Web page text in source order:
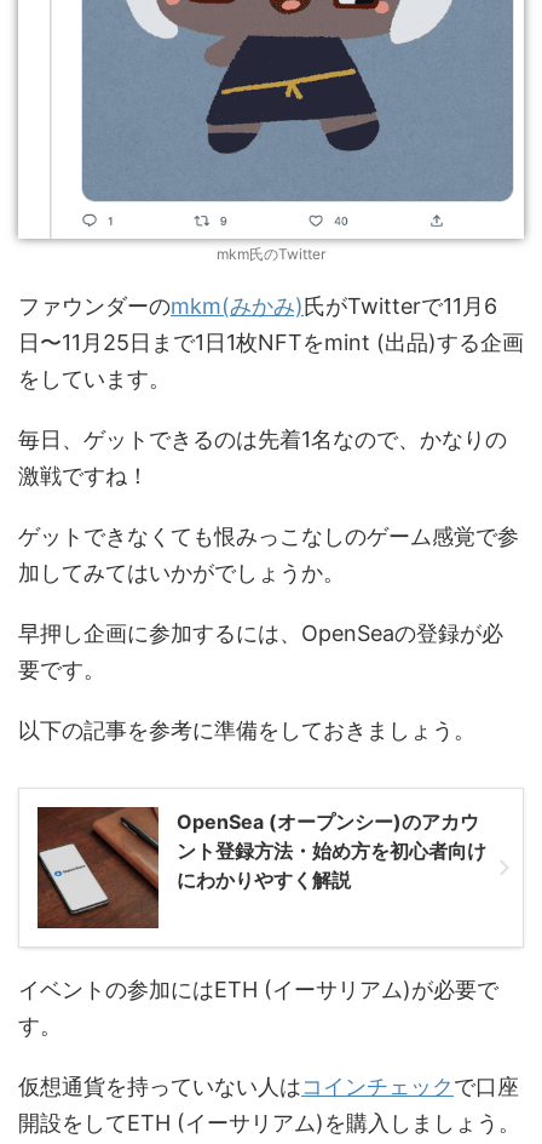
mkm氏のTwitter
ファウンダーのmkm(みかみ)氏がTwitterで11月6
日〜11月25日まで1日1枚NFTをmint (出品)する企画
をしています。
毎日、ゲットできるのは先着1名なので、かなりの
激戦ですね！
ゲットできなくても恨みっこなしのゲーム感覚で参
加してみてはいかがでしょうか。
早押し企画に参加するには、OpenSeaの登録が必
要です。
以下の記事を参考に準備をしておきましょう。
OpenSea (オープンシー)のアカウ
ント登録方法・始め方を初心者向け
にわかりやすく解説
イベントの参加にはETH (イーサリアム)が必要で
す。
仮想通貨を持っていない人はコインチェックで口座
開設をしてETH (イーサリアム)を購入しましょう。